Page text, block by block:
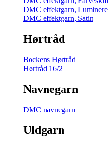
DMC effektgarn, Luminere
DMC effektgarn, Satin
Hørtråd
Bockens Hørtråd
Hørtråd 16/2
Navnegarn
DMC navnegarn
Uldgarn